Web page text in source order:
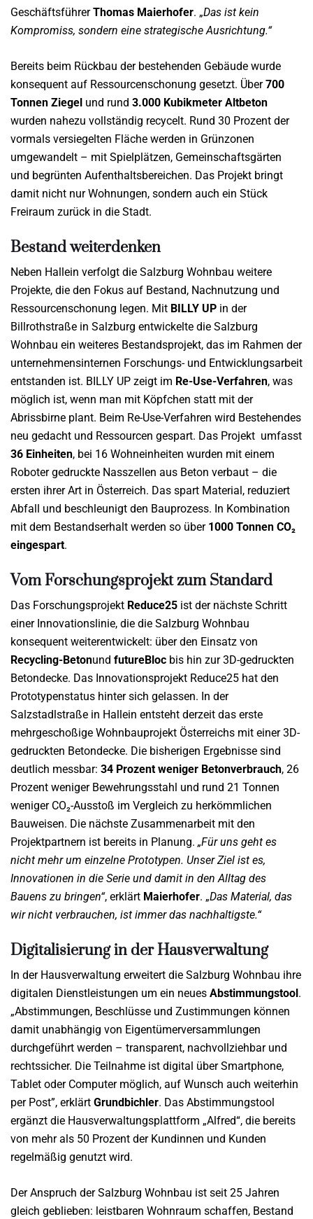
GeschäftsführerThomas Maierhofer. „Das ist kein
Kompromiss, sondern eine strategische Ausrichtung.“
Bereits beim Rückbau der bestehenden Gebäude wurde
konsequent auf Ressourcenschonung gesetzt. Über700
Tonnen Ziegel und rund 3.000 Kubikmeter Altbeton
wurden nahezu vollständig recycelt. Rund 30 Prozent der
vormals versiegelten Fläche werden in Grünzonen
umgewandelt – mit Spielplätzen, Gemeinschaftsgärten
und begrünten Aufenthaltsbereichen. Das Projekt bringt
damit nicht nur Wohnungen, sondern auch ein Stück
Freiraum zurück in die Stadt.
Bestand weiterdenken
Neben Hallein verfolgt die Salzburg Wohnbau weitere
Projekte, die den Fokus auf Bestand, Nachnutzung und
Ressourcenschonung legen. Mit BILLY UP in der
Billrothstraße in Salzburg entwickelte die Salzburg
Wohnbau ein weiteres Bestandsprojekt, das im Rahmen der
unternehmensinternen Forschungs- und Entwicklungsarbeit
entstanden ist. BILLY UP zeigt im Re-Use-Verfahren, was
möglich ist, wenn man mit Köpfchen statt mit der
Abrissbirne plant. Beim Re-Use-Verfahren wird Bestehendes
neu gedacht und Ressourcen gespart. Das Projekt umfasst
36 Einheiten, bei 16 Wohneinheiten wurden mit einem
Roboter gedruckte Nasszellen aus Beton verbaut – die
ersten ihrer Art in Österreich. Das spart Material, reduziert
Abfall und beschleunigt den Bauprozess. In Kombination
mit dem Bestandserhalt werden so über 1000 Tonnen CO₂
eingespart.
Vom Forschungsprojekt zum Standard
Das Forschungsprojekt Reduce25 ist der nächste Schritt
einer Innovationslinie, die die Salzburg Wohnbau
konsequent weiterentwickelt: über den Einsatz von
Recycling-Betonund futureBloc bis hin zur 3D-gedruckten
Betondecke. Das Innovationsprojekt Reduce25 hat den
Prototypenstatus hinter sich gelassen. In der
Salzstadlstraße in Hallein entsteht derzeit das erste
mehrgeschoßige Wohnbauprojekt Österreichs mit einer 3D-
gedruckten Betondecke. Die bisherigen Ergebnisse sind
deutlich messbar: 34 Prozent weniger Betonverbrauch, 26
Prozent weniger Bewehrungsstahl und rund 21 Tonnen
weniger CO₂-Ausstoß im Vergleich zu herkömmlichen
Bauweisen. Die nächste Zusammenarbeit mit den
Projektpartnern ist bereits in Planung. „Für uns geht es
nicht mehr um einzelne Prototypen. Unser Ziel ist es,
Innovationen in die Serie und damit in den Alltag des
Bauens zu bringen“, erklärt Maierhofer. „Das Material, das
wir nicht verbrauchen, ist immer das nachhaltigste.“
Digitalisierung in der Hausverwaltung
In der Hausverwaltung erweitert die Salzburg Wohnbau ihre
digitalen Dienstleistungen um ein neues Abstimmungstool.
„Abstimmungen, Beschlüsse und Zustimmungen können
damit unabhängig von Eigentümerversammlungen
durchgeführt werden – transparent, nachvollziehbar und
rechtssicher. Die Teilnahme ist digital über Smartphone,
Tablet oder Computer möglich, auf Wunsch auch weiterhin
per Post”, erklärt Grundbichler. Das Abstimmungstool
ergänzt die Hausverwaltungsplattform „Alfred“, die bereits
von mehr als 50 Prozent der Kundinnen und Kunden
regelmäßig genutzt wird.
Der Anspruch der Salzburg Wohnbau ist seit 25 Jahren
gleich geblieben: leistbaren Wohnraum schaffen, Bestand